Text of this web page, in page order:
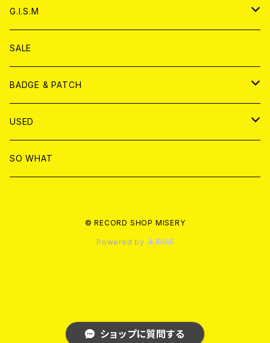
ショップに質問する
ANALOG
ANALOG
CD
ANALOG
アナログ
DVD
T-shirt & WEAR
G.I.S.M
CD
ANALOG
T-SHIRT & WEAR
DVD
SALE
BADGE & PATCH
BADGE
PATCH
USED
書籍
SO WHAT
© RECORD SHOP MISERY
Powered by